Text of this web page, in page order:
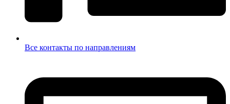
Все контакты по направлениям